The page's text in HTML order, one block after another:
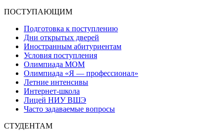
ПОСТУПАЮЩИМ
Подготовка к поступлению
Дни открытых дверей
Иностранным абитуриентам
Условия поступления
Олимпиада МОМ
Олимпиада «Я — профессионал»
Летние интенсивы
Интернет-школа
Лицей НИУ ВШЭ
Часто задаваемые вопросы
СТУДЕНТАМ